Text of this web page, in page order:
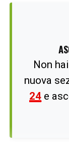
Non
nuova
24 e